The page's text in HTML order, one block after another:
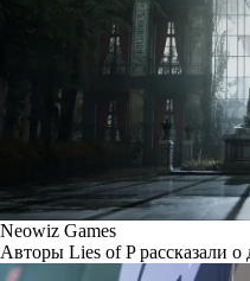
Neowiz Games
Авторы Lies of P рассказали о